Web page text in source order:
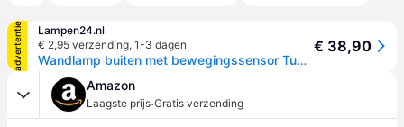
advertentie
Lampen24.nl
€ 2,95 verzending, 1-3 dagen
Wandlamp buiten met bewegingssensor Tubs, alu / grijs / zink, metaal
€ 38,90
Amazon
Laagste prijs·Gratis verzending